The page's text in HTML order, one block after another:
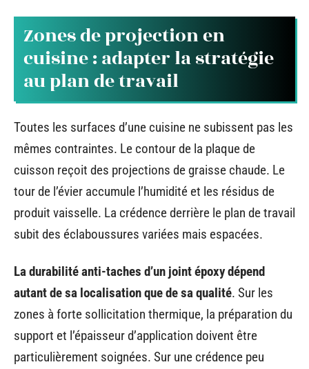
Zones de projection en
cuisine : adapter la stratégie
au plan de travail
Toutes les surfaces d’une cuisine ne subissent pas les
mêmes contraintes. Le contour de la plaque de
cuisson reçoit des projections de graisse chaude. Le
tour de l’évier accumule l’humidité et les résidus de
produit vaisselle. La crédence derrière le plan de travail
subit des éclaboussures variées mais espacées.
La durabilité anti-taches d’un joint époxy dépend
autant de sa localisation que de sa qualité. Sur les
zones à forte sollicitation thermique, la préparation du
support et l’épaisseur d’application doivent être
particulièrement soignées. Sur une crédence peu